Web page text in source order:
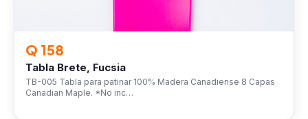
Q 158
Tabla Brete, Fucsia
TB-005 Tabla para patinar 100% Madera Canadiense 8 Capas
Canadian Maple. *No inc…